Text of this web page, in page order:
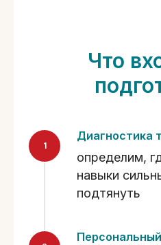
Что
Диагностика
определим,
навыки
подтянуть